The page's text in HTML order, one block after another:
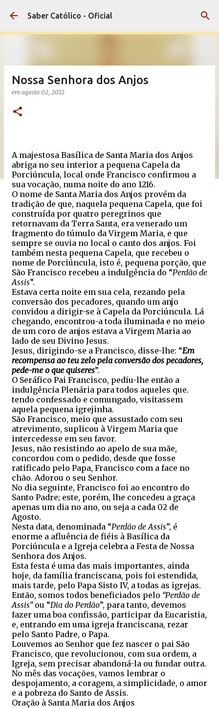
Pular para o conteúdo principal
Saber Católico - Oficial
Nossa Senhora dos Anjos
em agosto 02, 2012
A majestosa Basílica de Santa Maria dos Anjos
abriga no seu interior a pequena Capela da
Porciúncula, local onde Francisco confirmou a
sua vocação, numa noite do ano 1216.
O nome de Santa Maria dos Anjos provém da
tradição de que, naquela pequena Capela, que foi
construída por quatro peregrinos que
retornavam da Terra Santa, era venerado um
fragmento do túmulo da Virgem Maria, e que
sempre se ouvia no local o canto dos anjos. Foi
também nesta pequena Capela, que recebeu o
nome de Porciúncula, isto é, pequena porção, que
São Francisco recebeu a indulgência do “Perdão de
Assis”.
Estava certa noite em sua cela, rezando pela
conversão dos pecadores, quando um anjo
convidou a dirigir-se à Capela da Porciúncula. Lá
chegando, encontrou-a toda iluminada e no meio
de um coro de anjos estava a Virgem Maria ao
lado de seu Divino Jesus.
Jesus, dirigindo-se a Francisco, disse-lhe: “Em
recompensa ao teu zelo pela conversão dos pecadores,
pede-me o que quiseres”.
O Seráfico Pai Francisco, pediu-lhe então a
indulgência Plenária para todos aqueles que.
tendo confessado e comungado, visitassem
aquela pequena igrejinha.
São Francisco, meio que assustado com seu
atrevimento, suplicou à Virgem Maria que
intercedesse em seu favor.
Jesus, não resistindo ao apelo de sua mãe,
concordou com o pedido, desde que fosse
ratificado pelo Papa, Francisco com a face no
chão. Adorou o seu Senhor.
No dia seguinte, Francisco foi ao encontro do
Santo Padre; este, porém, lhe concedeu a graça
apenas um dia no ano, ou seja a cada 02 de
Agosto.
Nesta data, denominada “Perdão de Assis”, é
enorme a afluência de fiéis à Basílica da
Porciúncula e a Igreja celebra a Festa de Nossa
Senhora dos Anjos.
Esta festa é uma das mais importantes, ainda
hoje, da família franciscana, pois foi estendida,
mais tarde, pelo Papa Sisto IV, a todas as igrejas.
Então, somos todos beneficiados pelo “Perdão de
Assis”ou “Dia do Perdão”, para tanto, devemos
fazer uma boa confissão, participar da Eucaristia,
e, entrando em uma igreja franciscana, rezar
pelo Santo Padre, o Papa.
Louvemos ao Senhor que fez nascer o pai São
Francisco, que revolucionou, com sua ordem, a
Igreja, sem precisar abandoná-la ou fundar outra.
No mês das vocações, vamos lembrar o
despojamento, a coragem, a simplicidade, o amor
e a pobreza do Santo de Assis.
Oração à Santa Maria dos Anjos